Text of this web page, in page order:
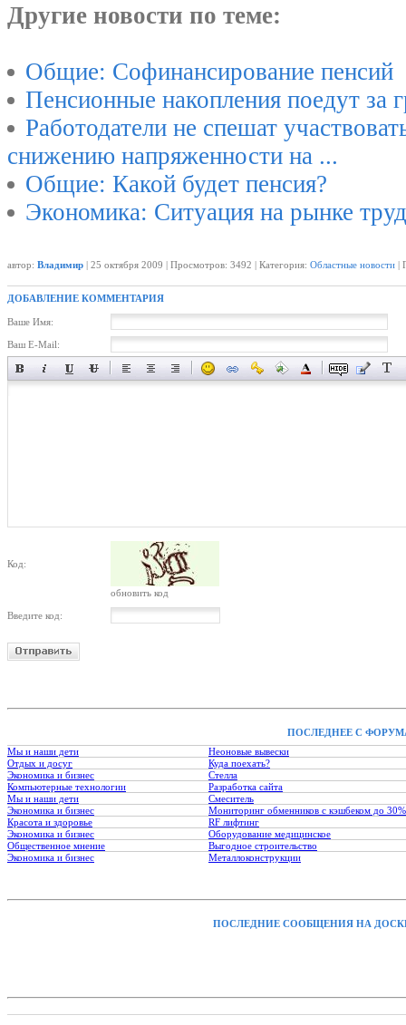
Другие новости по теме:
Общие: Софинансирование пенсий
Пенсионные накопления поедут за
Работодатели не спешат
снижению напряженности на ...
Общие: Какой будет пенсия?
Экономика: Ситуация на рынке
автор: Владимир | 25 октября 2009 | Просмотров: 3492 | Категория: Областные новости |
ДОБАВЛЕНИЕ КОММЕНТАРИЯ
Ваше Имя:
Ваш E-Mail:
Код:
обновить код
Введите код:
ПОСЛЕДНЕЕ С
Мы и наши дети
Неоновые вывески
Отдых и досуг
Куда поехать?
Экономика и бизнес
Стелла
Компьютерные технологии
Разработка сайта
Мы и наши дети
Смеситель
Экономика и бизнес
Мониторинг обменников с кэшбеком до 30%
Красота и здоровье
RF лифтинг
Экономика и бизнес
Оборудование медицинское
Общественное мнение
Выгодное строительство
Экономика и бизнес
Металлоконструкции
ПОСЛЕДНИЕ СООБЩЕНИЯ НА